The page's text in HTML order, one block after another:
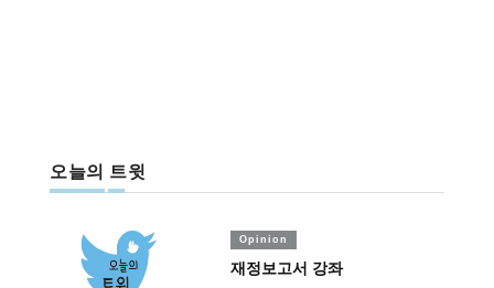
오늘의 트윗
Opinion
재정보고서 강좌